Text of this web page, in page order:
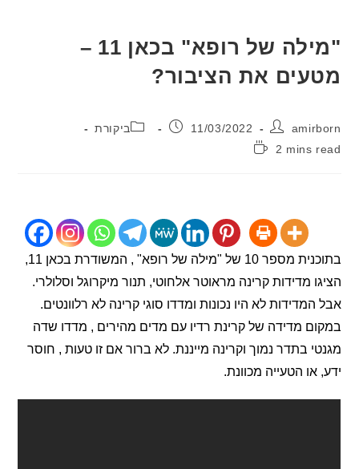
"מילה של רופא" בכאן 11 –
את הציבור?
פורסם:
11/03/2022 קטגוריה:ביקורת
2 mins
בתוכנית מספר 10 של "מילה של רופא" , המשודרת בכאן 11,
מדידות קרינה מראוטר אלחוטי, תנור מיקרוגל וסלולרי.
לא היו נכונות ומדדו סוגי קרינה לא רלוונטים.
מדידה של קרינת רדיו עם מדים מהירים , מדדו שדה
בתדר נמוך וקרינה מייננת. לא ברור אם זו טעות , חוסר
הטעייה מכוונת.